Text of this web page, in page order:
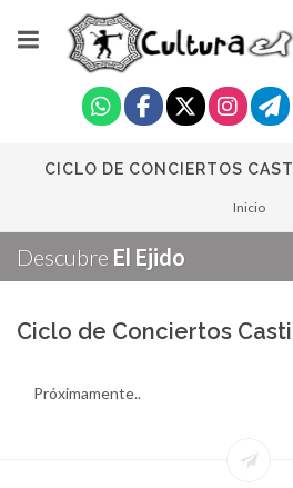
CICLO DE CONCIERTOS
Inicio
Descubre El Ejido
Ciclo de Conciertos
Próximamente..